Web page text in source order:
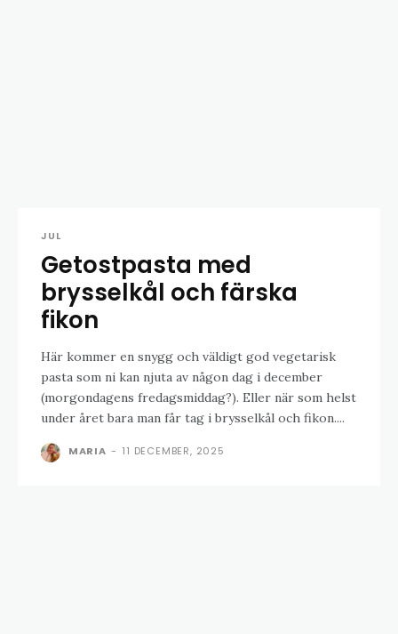
JUL
Getostpasta med
brysselkål och färska
fikon
Här kommer en snygg och väldigt god vegetarisk
pasta som ni kan njuta av någon dag i december
(morgondagens fredagsmiddag?). Eller när som helst
under året bara man får tag i brysselkål och fikon....
MARIA - 11 DECEMBER, 2025